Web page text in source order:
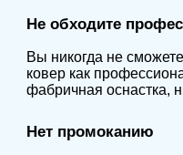
Не обходите
Вы никогда не
ковер как
фабричная оснастка,
Нет промоканию